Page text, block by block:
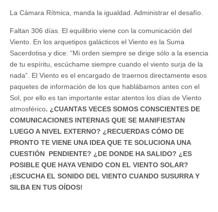
La Cámara Rítmica, manda la igualdad. Administrar el desafío.
Faltan 306 días. El equilibrio viene con la comunicación del
Viento. En los arquetipos galácticos el Viento es la Suma
Sacerdotisa y dice: “Mi orden siempre se dirige sólo a la esencia
de tu espíritu, escúchame siempre cuando el viento surja de la
nada”. El Viento es el encargado de traernos directamente esos
paquetes de información de los que hablábamos antes con el
Sol, por ello es tan importante estar atentos los días de Viento
atmosférico. ¿CUANTAS VECES SOMOS CONSCIENTES DE
COMUNICACIONES INTERNAS QUE SE MANIFIESTAN
LUEGO A NIVEL EXTERNO? ¿RECUERDAS CÓMO DE
PRONTO TE VIENE UNA IDEA QUE TE SOLUCIONA UNA
CUESTIÓN PENDIENTE? ¿DE DONDE HA SALIDO? ¿ES
POSIBLE QUE HAYA VENIDO CON EL VIENTO SOLAR?
¡ESCUCHA EL SONIDO DEL VIENTO CUANDO SUSURRA Y
SILBA EN TUS OÍDOS!